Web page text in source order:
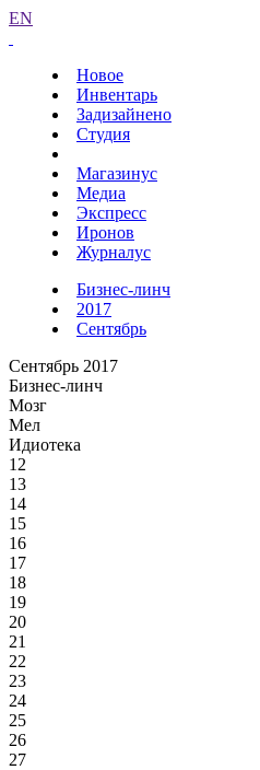
EN
Новое
Инвентарь
Задизайнено
Студия
Магазинус
Медиа
Экспресс
Иронов
Журналус
Бизнес-линч
2017
Сентябрь
Сентябрь 2017
Бизнес-линч
Мозг
Мел
Идиотека
12
13
14
15
16
17
18
19
20
21
22
23
24
25
26
27